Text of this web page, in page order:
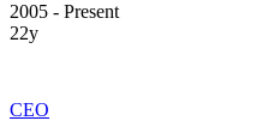
2005 - Present
22y
CEO